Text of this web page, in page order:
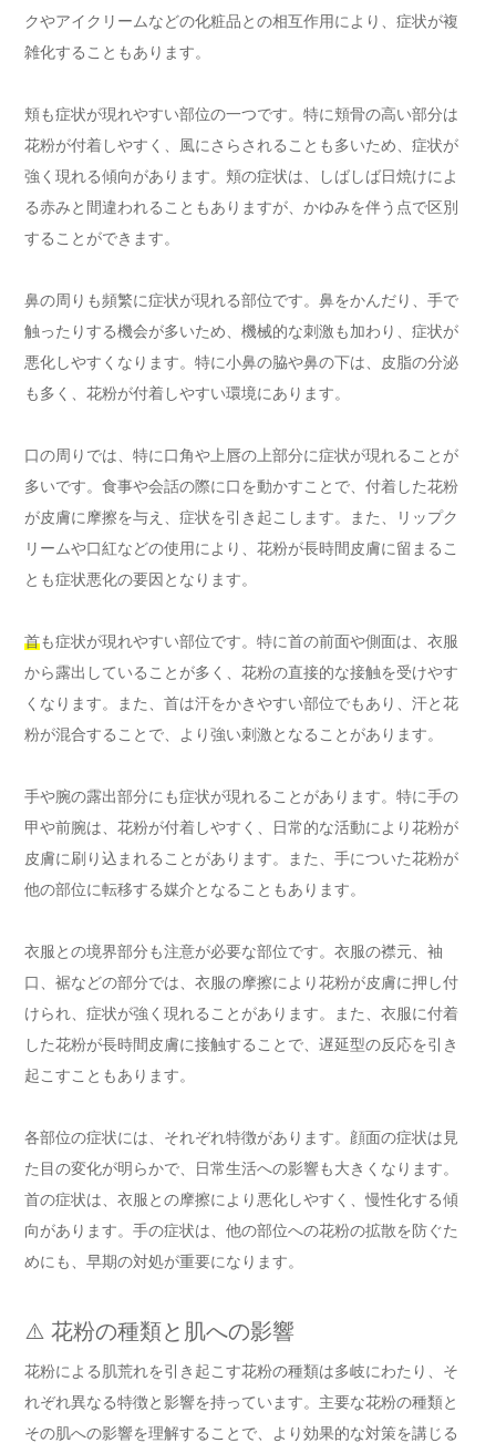
クやアイクリームなどの化粧品との相互作用により、症状が複
雑化することもあります。
頬も症状が現れやすい部位の一つです。特に頬骨の高い部分は
花粉が付着しやすく、風にさらされることも多いため、症状が
強く現れる傾向があります。頬の症状は、しばしば日焼けによ
る赤みと間違われることもありますが、かゆみを伴う点で区別
することができます。
鼻の周りも頻繁に症状が現れる部位です。鼻をかんだり、手で
触ったりする機会が多いため、機械的な刺激も加わり、症状が
悪化しやすくなります。特に小鼻の脇や鼻の下は、皮脂の分泌
も多く、花粉が付着しやすい環境にあります。
口の周りでは、特に口角や上唇の上部分に症状が現れることが
多いです。食事や会話の際に口を動かすことで、付着した花粉
が皮膚に摩擦を与え、症状を引き起こします。また、リップク
リームや口紅などの使用により、花粉が長時間皮膚に留まるこ
とも症状悪化の要因となります。
首も症状が現れやすい部位です。特に首の前面や側面は、衣服
から露出していることが多く、花粉の直接的な接触を受けやす
くなります。また、首は汗をかきやすい部位でもあり、汗と花
粉が混合することで、より強い刺激となることがあります。
手や腕の露出部分にも症状が現れることがあります。特に手の
甲や前腕は、花粉が付着しやすく、日常的な活動により花粉が
皮膚に刷り込まれることがあります。また、手についた花粉が
他の部位に転移する媒介となることもあります。
衣服との境界部分も注意が必要な部位です。衣服の襟元、袖
口、裾などの部分では、衣服の摩擦により花粉が皮膚に押し付
けられ、症状が強く現れることがあります。また、衣服に付着
した花粉が長時間皮膚に接触することで、遅延型の反応を引き
起こすこともあります。
各部位の症状には、それぞれ特徴があります。顔面の症状は見
た目の変化が明らかで、日常生活への影響も大きくなります。
首の症状は、衣服との摩擦により悪化しやすく、慢性化する傾
向があります。手の症状は、他の部位への花粉の拡散を防ぐた
めにも、早期の対処が重要になります。
⚠️ 花粉の種類と肌への影響
花粉による肌荒れを引き起こす花粉の種類は多岐にわたり、そ
れぞれ異なる特徴と影響を持っています。主要な花粉の種類と
その肌への影響を理解することで、より効果的な対策を講じる